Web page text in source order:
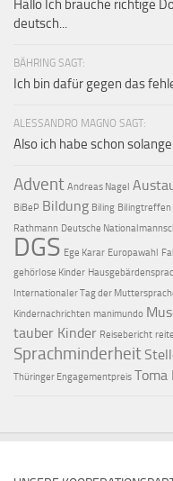
Hallo Ich brauche richtige
deutsch...
BÄHRING SAGT:
Ich bin dafür gegen das
ALESSANDRO MAGNO SAGT:
Also ich habe schon
Advent Andreas Nagel
BiBeP Bildung Biling Bilingtreffen
Rathmann Deutsche
DGS Ege Karar Europawahl
gehörlose Kinder
Internationaler Tag der
Kindernachrichten manimundo
tauber Kinder Reisebericht
Sprachminderheit
Thüringer Engagementpreis Toma